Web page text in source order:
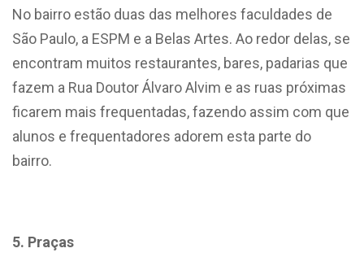
No bairro estão duas das melhores faculdades de
São Paulo, a ESPM e a Belas Artes. Ao redor delas, se
encontram muitos restaurantes, bares, padarias que
fazem a Rua Doutor Álvaro Alvim e as ruas próximas
ficarem mais frequentadas, fazendo assim com que
alunos e frequentadores adorem esta parte do
bairro.
5. Praças